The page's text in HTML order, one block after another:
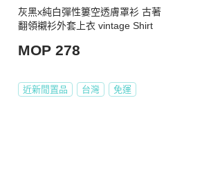
灰黑x純白彈性簍空透膚罩衫 古著
翻領襯衫外套上衣 vintage Shirt
MOP 278
近新閒置品 台灣 免運